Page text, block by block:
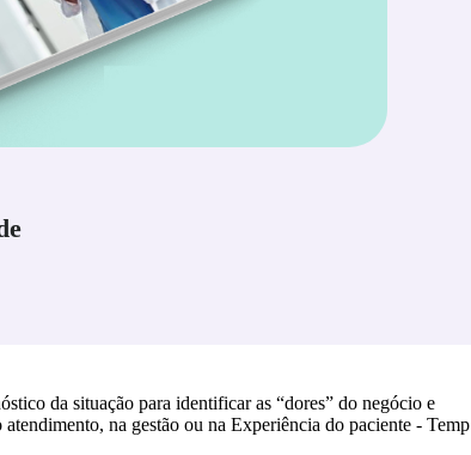
da situação para identificar as “dores” do negócio e
na gestão ou na Experiência do paciente - Temp